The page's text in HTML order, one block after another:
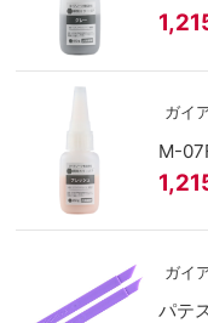
ガイ
M-
ガイ
パテ